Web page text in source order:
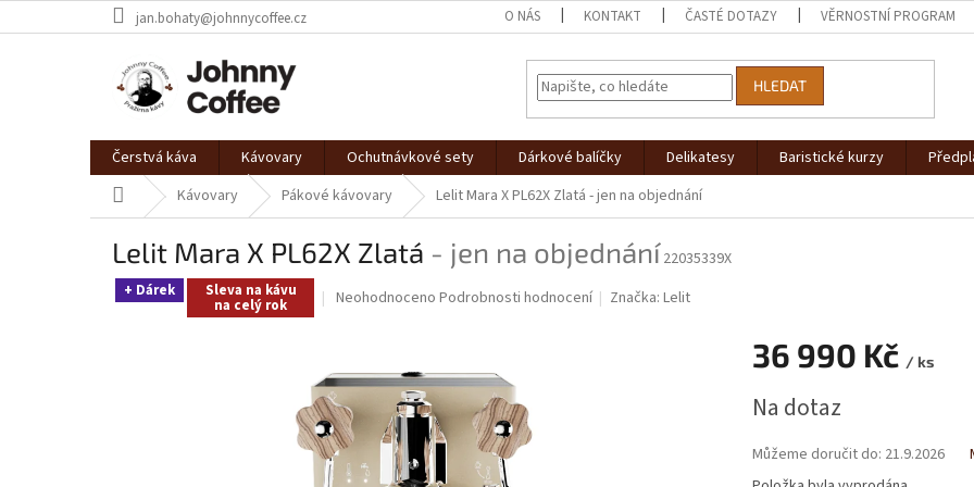
na
jan.bohaty@johnnycoffee.cz O NÁS KONTAKT ČASTÉ DOTAZY VĚRNOSTNÍ PROGRAM
HLEDAT
Čerstvá káva Kávovary Ochutnávkové sety Dárkové balíčky Delikatesy Baristické kurzy
Domů Kávovary Pákové kávovary Lelit Mara X PL62X Zlatá - jen na objednání
Lelit Mara X PL62X Zlatá - jen na objednání 22035339X
+ Dárek Sleva na kávu
na celý rok
Průměrné
0,0
z
5
hvězdiček.
Neohodnoceno Podrobnosti hodnocení Značka:Lelit
36 990 Kč / ks
cena:
Na dotaz
Můžeme doručit do: 21.9.2026